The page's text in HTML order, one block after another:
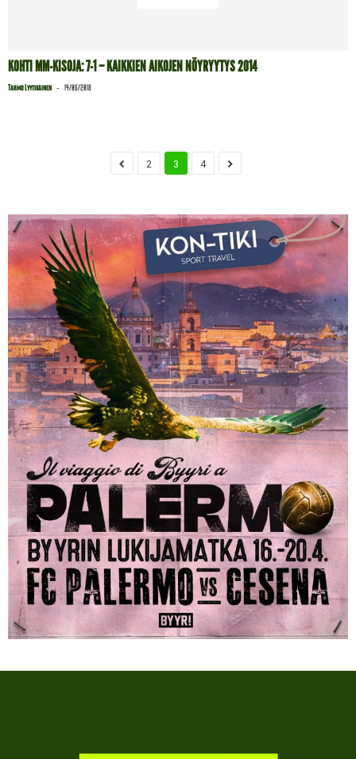
KOHTI MM-KISOJA: 7-1 – KAIKKIEN AIKOJEN NÖYRYYTYS 2014
Tarmo Lyytikäinen - 14/06/2018
2 3 4